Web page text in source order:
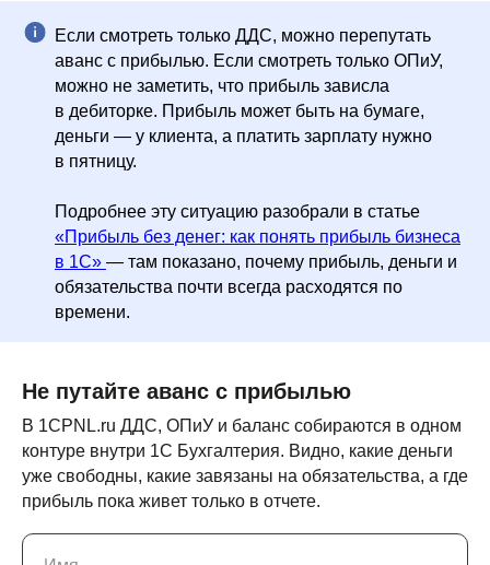
Если смотреть только ДДС, можно перепутать
аванс с прибылью. Если смотреть только ОПиУ,
можно не заметить, что прибыль зависла
в дебиторке. Прибыль может быть на бумаге,
деньги — у клиента, а платить зарплату нужно
в пятницу.
Подробнее эту ситуацию разобрали в статье
«Прибыль без денег: как понять прибыль бизнеса
в 1С» — там показано, почему прибыль, деньги и
обязательства почти всегда расходятся по
времени.
Не путайте аванс с прибылью
В 1CPNL.ru ДДС, ОПиУ и баланс собираются в одном
контуре внутри 1С Бухгалтерия. Видно, какие деньги
уже свободны, какие завязаны на обязательства, а где
прибыль пока живет только в отчете.